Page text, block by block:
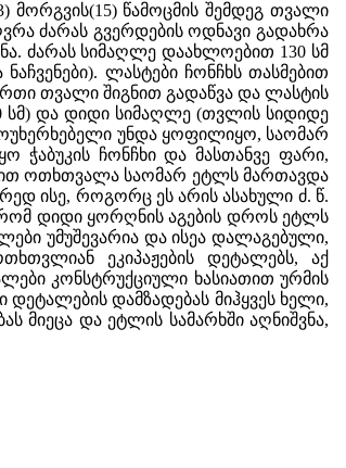
მორგვის(15) წამოცმის შემდეგ თვალი
ძარას გვერდების ოდნავი გადახრა
ძარას სიმაღლე დაახლოებით 130 სმ
ლასტები ჩონჩხს თასმებით
თვალი შიგნით გადაწვა და ლასტის
სმ) და დიდი სიმაღლე (თვლის სიდიდე
უნდა ყოფილიყო, საომარ
ჭაბუკის ჩონჩხი და მასთანვე ფარი,
ოთხთვალა საომარ ეტლს მართავდა
ისე, როგორც ეს არის ასახული ძ. წ.
რომ დიდი ყორღნის აგების დროს ეტლს
უმუშევარია და ისეა დალაგებული,
ეკიპაჟების დეტალებს, აქ
კონსტრუქციული ხასიათით ურმის
დამზადებას მიჰყვეს ხელი,
მიეცა და ეტლის სამარხში აღნიშვნა,